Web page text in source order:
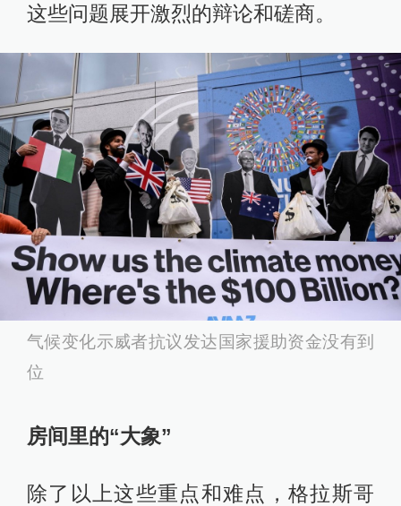
这些问题展开激烈的辩论和磋商。
气候变化示威者抗议发达国家援助资金没有到
位
房间里的“大象”
除了以上这些重点和难点，格拉斯哥